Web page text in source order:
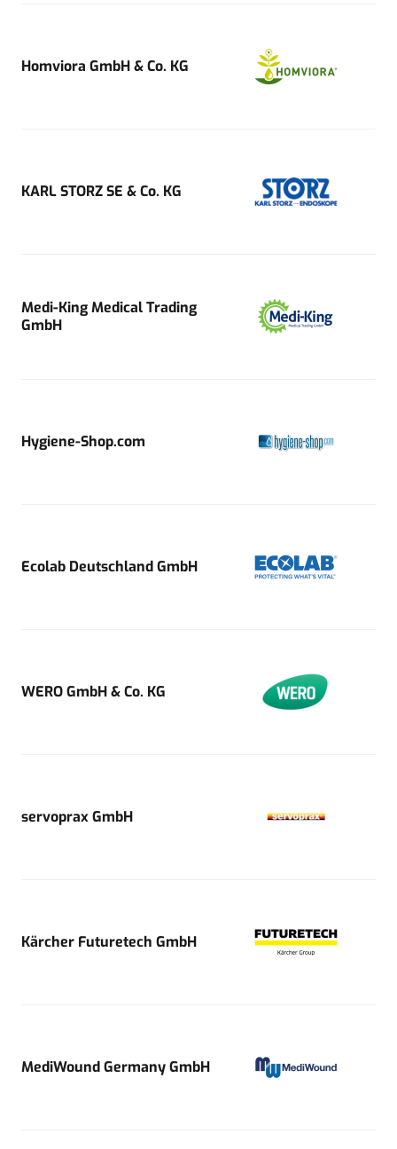
Homviora GmbH & Co. KG
KARL STORZ SE & Co. KG
Medi-King Medical Trading
GmbH
Hygiene-Shop.com
Ecolab Deutschland GmbH
WERO GmbH & Co. KG
servoprax GmbH
Kärcher Futuretech GmbH
MediWound Germany GmbH